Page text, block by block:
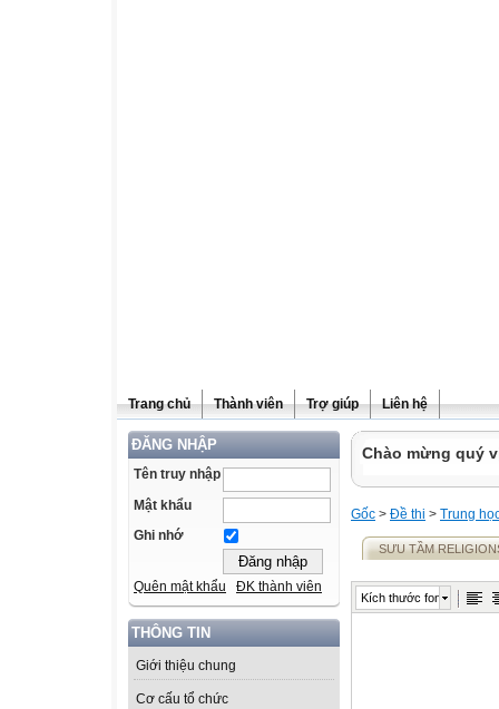
Trang chủ Thành viên Trợ giúp Liên hệ
ĐĂNG NHẬP
Tên truy nhập
Mật khẩu
Ghi nhớ
Quên mật khẩu ĐK thành viên
THÔNG TIN
Giới thiệu chung
Cơ cấu tổ chức
Chào mừng quý
Gốc > Đề thi > Trung
SƯU TẦM
Kích thước font